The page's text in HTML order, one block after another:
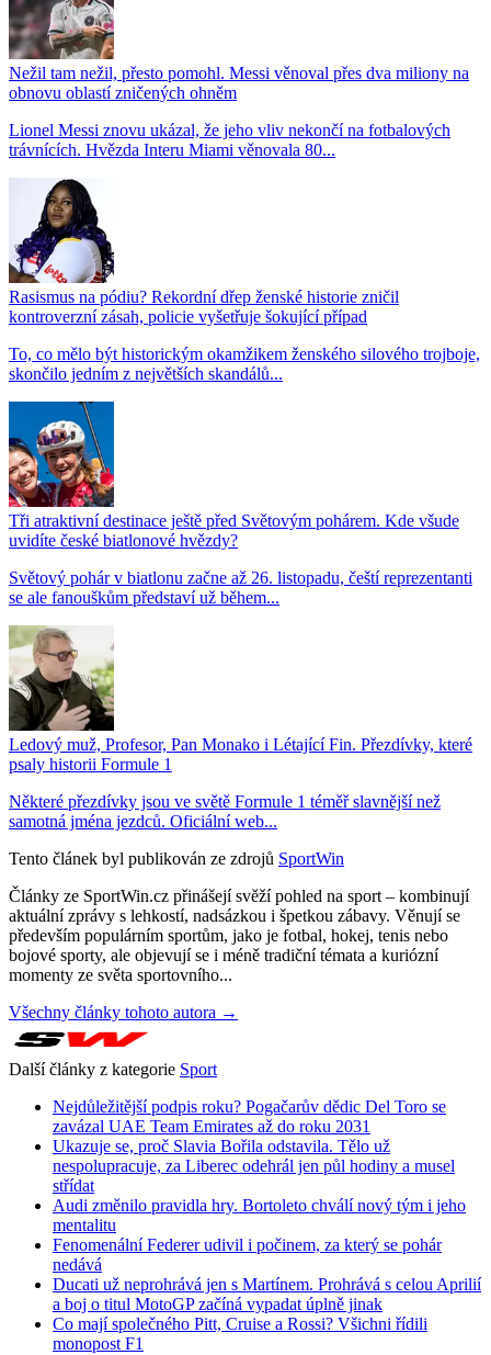
Nežil tam nežil, přesto pomohl. Messi věnoval přes dva miliony na
obnovu oblastí zničených ohněm
Lionel Messi znovu ukázal, že jeho vliv nekončí na fotbalových
trávnících. Hvězda Interu Miami věnovala 80...
Rasismus na pódiu? Rekordní dřep ženské historie zničil
kontroverzní zásah, policie vyšetřuje šokující případ
To, co mělo být historickým okamžikem ženského silového trojboje,
skončilo jedním z největších skandálů...
Tři atraktivní destinace ještě před Světovým pohárem. Kde všude
uvidíte české biatlonové hvězdy?
Světový pohár v biatlonu začne až 26. listopadu, čeští reprezentanti
se ale fanouškům představí už během...
Ledový muž, Profesor, Pan Monako i Létající Fin. Přezdívky, které
psaly historii Formule 1
Některé přezdívky jsou ve světě Formule 1 téměř slavnější než
samotná jména jezdců. Oficiální web...
Tento článek byl publikován ze zdrojů SportWin
Články ze SportWin.cz přinášejí svěží pohled na sport – kombinují
aktuální zprávy s lehkostí, nadsázkou i špetkou zábavy. Věnují se
především populárním sportům, jako je fotbal, hokej, tenis nebo
bojové sporty, ale objevují se i méně tradiční témata a kuriózní
momenty ze světa sportovního...
Všechny články tohoto autora →
Další články z kategorie Sport
Nejdůležitější podpis roku? Pogačarův dědic Del Toro se
zavázal UAE Team Emirates až do roku 2031
Ukazuje se, proč Slavia Bořila odstavila. Tělo už
nespolupracuje, za Liberec odehrál jen půl hodiny a musel
střídat
Audi změnilo pravidla hry. Bortoleto chválí nový tým i jeho
mentalitu
Fenomenální Federer udivil i počinem, za který se pohár
nedává
Ducati už neprohrává jen s Martínem. Prohrává s celou Aprilií
a boj o titul MotoGP začíná vypadat úplně jinak
Co mají společného Pitt, Cruise a Rossi? Všichni řídili
monopost F1